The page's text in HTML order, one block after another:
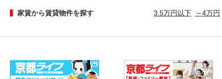
家賃から賃貸物件を探す 3.5万円以下 ～4万円